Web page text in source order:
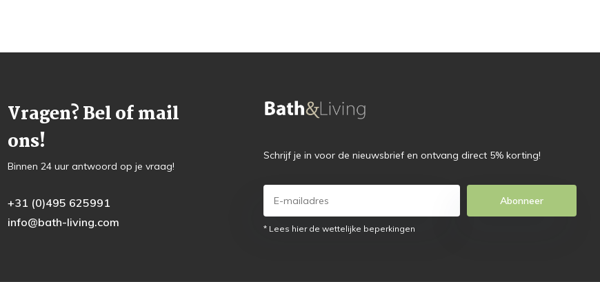
Vragen? Bel of mail
ons!
Binnen 24 uur antwoord op je vraag!
+31 (0)495 625991
info@bath-living.com
Schrijf je in voor de nieuwsbrief en ontvang direct 5% korting!
Abonneer
* Lees hier de wettelijke beperkingen